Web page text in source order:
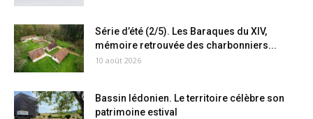
Série d’été (2/5). Les Baraques du XIV,
mémoire retrouvée des charbonniers...
10 août 2026
Bassin lédonien. Le territoire célèbre son
patrimoine estival